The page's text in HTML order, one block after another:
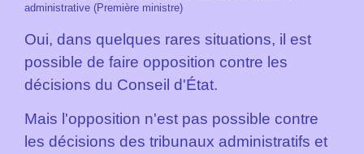
administrative (Première ministre)
Oui, dans quelques rares situations, il est
possible de faire opposition contre les
décisions du Conseil d'État.
Mais l'opposition n'est pas possible contre
les décisions des tribunaux administratifs et